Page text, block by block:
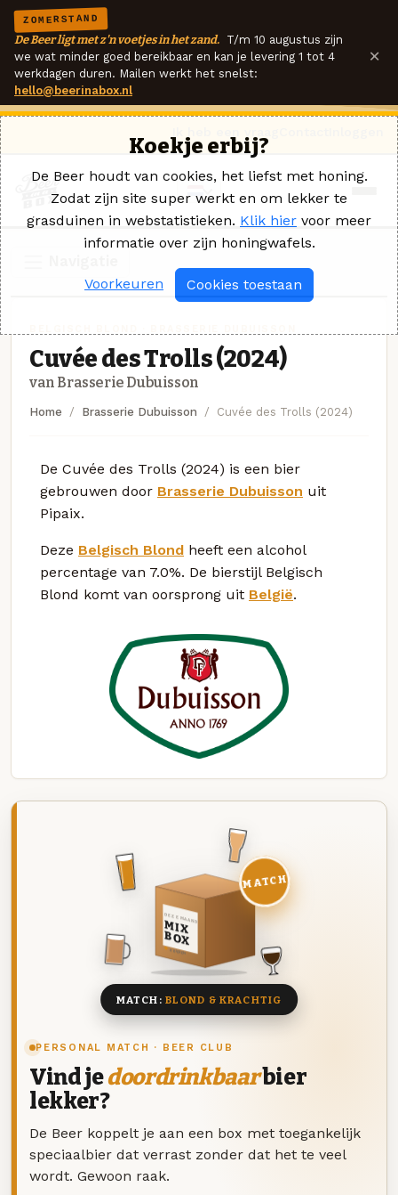
ZOMERSTAND
De Beer ligt met z'n voetjes in het zand. T/m 10 augustus zijn
we wat minder goed bereikbaar en kan je levering 1 tot 4
werkdagen duren. Mailen werkt het snelst:
hello@beerinabox.nl
×
Cuvée des Trolls (2024)
van Brasserie Dubuisson
Home Brasserie Dubuisson Cuvée des Trolls (2024)
De Cuvée des Trolls (2024) is een bier
gebrouwen door Brasserie Dubuisson uit
Pipaix.
Deze Belgisch Blond heeft een alcohol
percentage van 7.0%. De bierstijl Belgisch
Blond komt van oorsprong uit België.
PERSONAL MATCH · BEER CLUB
Vind jedoordrinkbaarbier
lekker?
De Beer koppelt je aan een box met toegankelijk
speciaalbier dat verrast zonder dat het te veel
wordt. Gewoon raak.
DEZE MAAND
MIX
BOX
8 BIEREN
MATCH
MATCH: BLOND & KRACHTIG
Koekje erbij?
De Beer houdt van cookies, het liefst met honing.
Zodat zijn site super werkt en om lekker te
grasduinen in webstatistieken. Klik hier voor meer
informatie over zijn honingwafels.
Voorkeuren Cookies toestaan